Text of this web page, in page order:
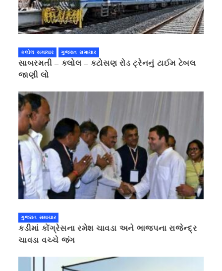
કલોલ સમાચાર ગુજરાત સમાચાર
સાબરમતી – કલોલ – કટોસણ રોડ ટ્રેનનું ટાઈમ ટેબલ
જાણી લો
ગુજરાત સમાચાર
કડીમાં કોંગ્રેસના રમેશ ચાવડા અને ભાજપના રાજેન્દ્ર
ચાવડા વચ્ચે જંગ